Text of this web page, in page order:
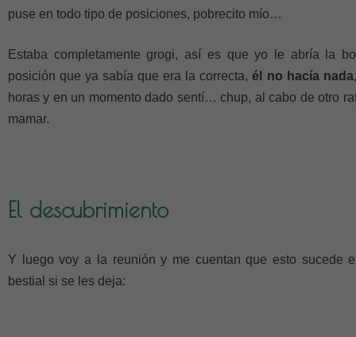
puse en todo tipo de posiciones, pobrecito mío…
Estaba completamente grogi, así es que yo le abría la
posición que ya sabía que era la correcta,él no hacía nada
horas y en un momento dado sentí… chup, al cabo de otro
mamar.
El descubrimiento
Y luego voy a la reunión y me cuentan que esto sucede
bestial si se les deja: